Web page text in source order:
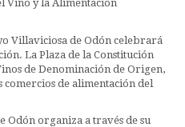
Villaviciosa de Odón celebrará
La Plaza de la Constitución
de Denominación de Origen,
comercios de alimentación del
Odón organiza a través de su